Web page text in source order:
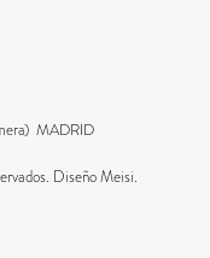
MADRID
Diseño Meisi.